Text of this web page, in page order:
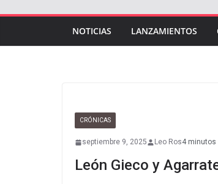
NOTICIAS LANZAMIENTOS
CRÓNICAS
septiembre 9, 2025 Leo Ros4 minutos
León Gieco y